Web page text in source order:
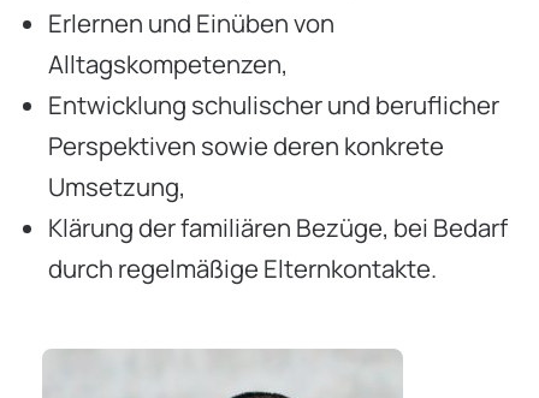
Erlernen und Einüben von
Alltagskompetenzen,
Entwicklung schulischer und beruflicher
Perspektiven sowie deren konkrete
Umsetzung,
Klärung der familiären Bezüge, bei Bedarf
durch regelmäßige Elternkontakte.